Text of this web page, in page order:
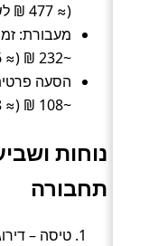
(≈ 477 ₪ לשעה).
~232 ₪ (≈ 56 ₪ לשעה).
~108 ₪ (≈ 108 ₪ לשעה).
נוחות
תחבורה
טיסה – דירוג 4.5/5 (334 חוות